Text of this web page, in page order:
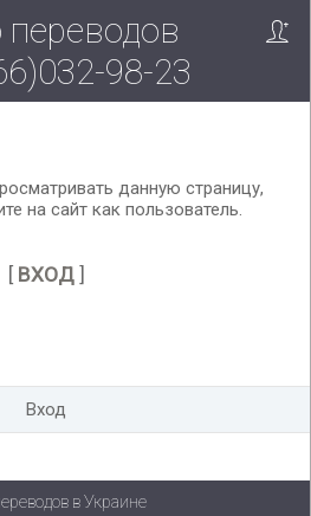
Вверх!
98-23
данную страницу,
на сайт как пользователь.
[ ВХОД]
Вход
в Украине